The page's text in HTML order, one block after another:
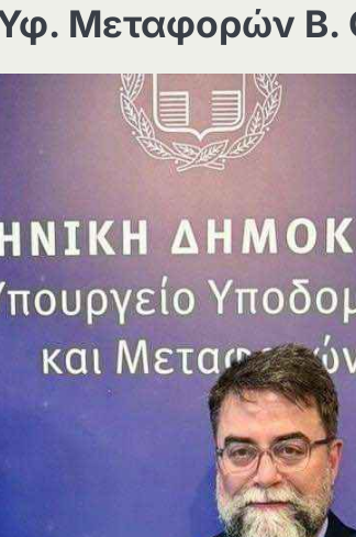
Μεταφορών Β.